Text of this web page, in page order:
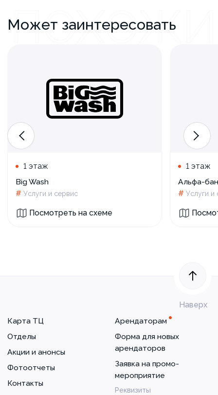
Может заинтересовать
1 этаж
Big Wash
# Услуги и сервис
Посмотреть на схеме
1 этаж
Альфа-
# Услуги и
Наверх
Карта ТЦ
Отделы
Акции и анонсы
Фотоотчеты
Контакты
Арендаторам
Форма для новых
арендаторов
Заявка на промо-
мероприятие
Реквизиты